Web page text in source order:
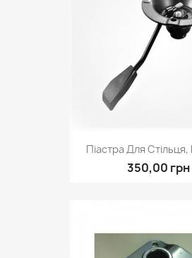
Піастра Для Стільця,
350,00 грн